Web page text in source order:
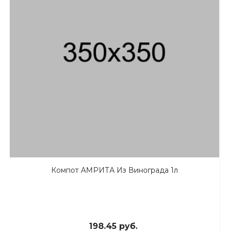
Компот АМРИТА Из Винограда 1л
198.45 руб.